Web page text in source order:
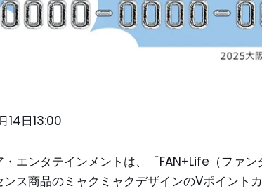
14日13:00
・エンタテインメントは、「FAN+Life（ファ
ス商品のミャクミャクデザインのVポイント